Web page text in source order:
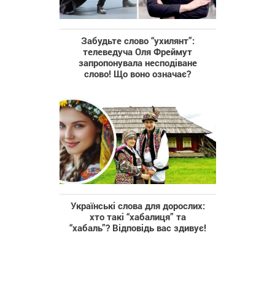
Забудьте слово “ухилянт”:
телеведуча Оля Фреймут
запропонувала несподіване
слово! Що воно означає?
Українські слова для дорослих:
хто такі “хабалиця” та
“хабаль”? Відповідь вас здивує!